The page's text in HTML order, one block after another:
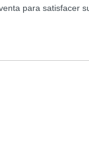
para satisfacer